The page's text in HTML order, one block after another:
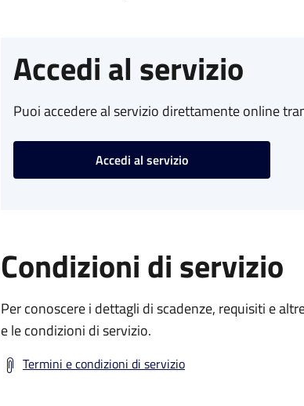
Accedi al servizio
Puoi accedere al servizio direttamente online
Accedi al servizio
Condizioni di servizio
Per conoscere i dettagli di scadenze, requisiti e
e le condizioni di servizio.
Termini e condizioni di servizio